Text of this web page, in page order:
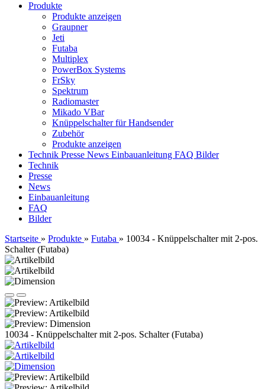
Produkte
Produkte anzeigen
Graupner
Jeti
Futaba
Multiplex
PowerBox Systems
FrSky
Spektrum
Radiomaster
Mikado VBar
Knüppelschalter für Handsender
Zubehör
Produkte anzeigen
Technik Presse News Einbauanleitung FAQ Bilder
Technik
Presse
News
Einbauanleitung
FAQ
Bilder
Startseite » Produkte » Futaba » 10034 - Knüppelschalter mit 2-pos.
Schalter (Futaba)
10034 - Knüppelschalter mit 2-pos. Schalter (Futaba)